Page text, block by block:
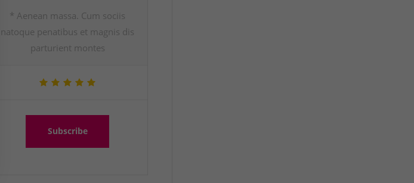
* Aenean massa. Cum sociis
natoque penatibus et magnis dis
parturient montes
Subscribe